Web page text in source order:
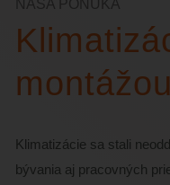
NAŠA PONUKA
montážou
Klimatizácie sa stali
bývania aj pracovných